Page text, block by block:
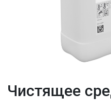
Чистящее